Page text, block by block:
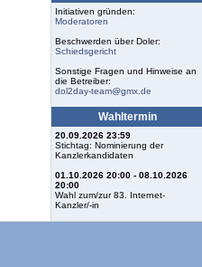
Initiativen gründen:
Moderatoren
Beschwerden über Doler:
Schiedsgericht
Sonstige Fragen und Hinweise an
die Betreiber:
dol2day-team@gmx.de
Wahltermin
20.09.2026 23:59
Stichtag: Nominierung der
Kanzlerkandidaten
01.10.2026 20:00 - 08.10.2026
20:00
Wahl zum/zur 83. Internet-
Kanzler/-in